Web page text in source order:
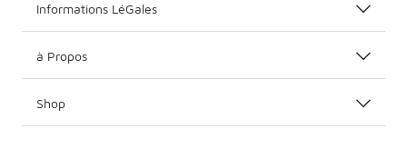
Informations LéGales
à Propos
Shop